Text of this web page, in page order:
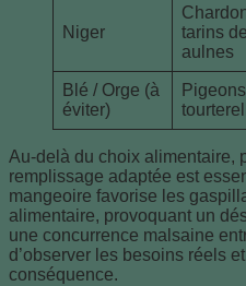
Niger
tarins
aulnes
Blé / Orge (à
éviter)
Au-delà du choix alimentaire,
remplissage adaptée est
mangeoire favorise les
alimentaire, provoquant un
une concurrence malsaine
d’observer les besoins réels
conséquence.